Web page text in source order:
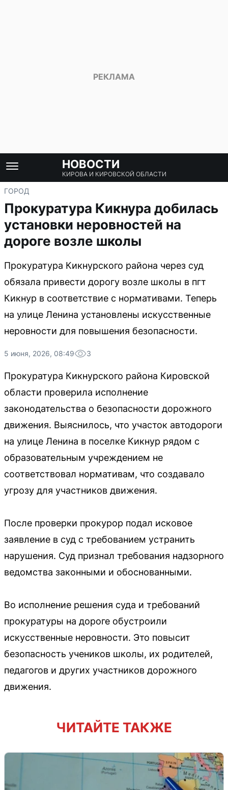
НОВОСТИ
КИРОВА И КИРОВСКОЙ ОБЛАСТИ
ГОРОД
Прокуратура Кикнура добилась
установки неровностей на
дороге возле школы
Прокуратура Кикнурского района через суд
обязала привести дорогу возле школы в пгт
Кикнур в соответствие с нормативами. Теперь
на улице Ленина установлены искусственные
неровности для повышения безопасности.
5 июня, 2026, 08:49 3
Прокуратура Кикнурского района Кировской
области проверила исполнение
законодательства о безопасности дорожного
движения. Выяснилось, что участок автодороги
на улице Ленина в поселке Кикнур рядом с
образовательным учреждением не
соответствовал нормативам, что создавало
угрозу для участников движения.
После проверки прокурор подал исковое
заявление в суд с требованием устранить
нарушения. Суд признал требования надзорного
ведомства законными и обоснованными.
Во исполнение решения суда и требований
прокуратуры на дороге обустроили
искусственные неровности. Это повысит
безопасность учеников школы, их родителей,
педагогов и других участников дорожного
движения.
ЧИТАЙТЕ ТАКЖЕ